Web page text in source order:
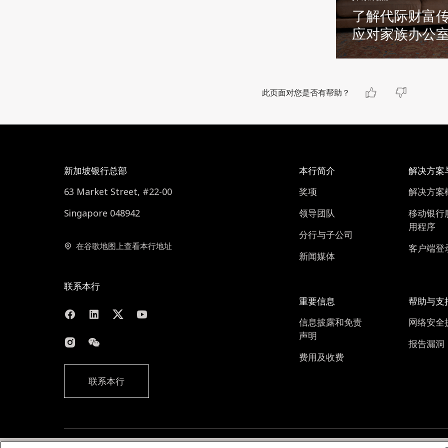
了解代际财富
应对家族办公
此页面对您是否有帮助？
新加坡银行总部
63 Market Street, #22-00
Singapore 048942
在谷歌地图上查看本行地址
联系本行
联系本行
本行简介
奖项
领导团队
分行与子公司
新闻媒体
解决方案
解决方案
移动银行
用程序
客户端登
重要信息
信息披露和免责
声明
费用及收费
帮助与支
网络安全
报告漏洞